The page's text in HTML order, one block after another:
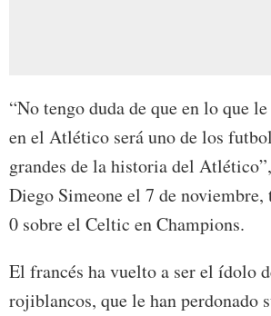
“No tengo duda de que en lo que
en el Atlético será uno de los
grandes de la historia del
Diego Simeone el 7 de
0 sobre el Celtic en Champions.
El francés ha vuelto a ser el ídolo
rojiblancos, que le han perdonado